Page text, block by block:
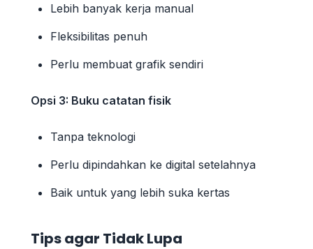
Lebih banyak kerja manual
Fleksibilitas penuh
Perlu membuat grafik sendiri
Opsi 3: Buku catatan fisik
Tanpa teknologi
Perlu dipindahkan ke digital setelahnya
Baik untuk yang lebih suka kertas
Tips agar Tidak Lupa